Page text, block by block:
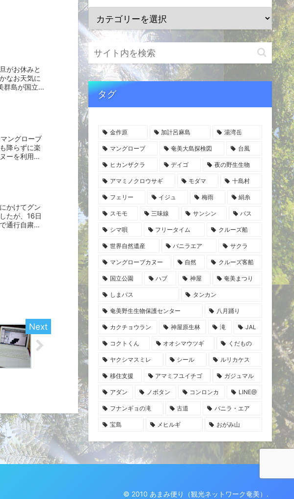
がお休みと
なお天気に
群島が国立公
ングローブ
降らずに楽
ーを利用し
かけてグン
たが、16日
通行自粛を
タグ
金作原 加計呂麻島 湯湾岳
マングローブ 奄美大島探検図 台風
ヒカンザクラ デイゴ 夜の野生生物
アマミノクロウサギ モダマ 十島村
フェリー イジュ 梅雨 絹糸
スモモ 三味線 サンシン バス
シマ唄 フリータイム クルーズ船
世界自然遺産 バニラエア サクラ
マングローブカヌー 自然 クルーズ客船
国立公園 ハブ 神屋 奄美まつり
しまバス タンカン
奄美野生生物保護センター 八月踊り
カクチョウラン 神屋原生林 滝 JAL
コクトくん オオシマウツギ くだもの
ヤクシマスミレ シール ルリカケス
移住支援 アマミフユイチゴ ガジュマル
アダン ノボタン コンロンカ LINE@
フナンギョの滝 古道 バニラ・エア
宝島 メヒルギ おがみ山
© 2010 あまみ便り（観光ネットワーク奄美）.